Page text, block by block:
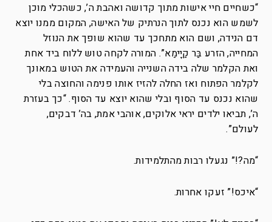
“כשחיים חיי אישות מתוך קדושה ואהבת ה’, כשהכלי מוכן
לשמש הוא נכנס לתוך הנרתיק של האישה, המקום ממנו יוצא
דם הנידה, ושם הוא מתחכך עד שהוא שופך את הנוזל
המחייה, הזרע בַּר קַיָימַא”. המורה לקחה טוש ללוח ביד אחת
ואת הקלמר שלה בידה השנייה והעמידה את הטוש במאונך
לקלמר הפתוח ואז החלה להזיז אותו פנימה והחוצה בלי
שהוא נכנס עד הסוף ובלי שהוא יוצא עד הסוף. “כך בעזרת
ה’, תביאו ילדים יראי אלוקים, אוהבי אמת, בה’ דבקים,
לעולם”.
“מה?!” נגעלו רבות מהתלמידות.
“איכס!” זעקו אחרות.